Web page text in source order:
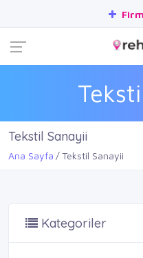
Tekstil Sanayii
Ana Sayfa Tekstil Sanayii
Kategoriler